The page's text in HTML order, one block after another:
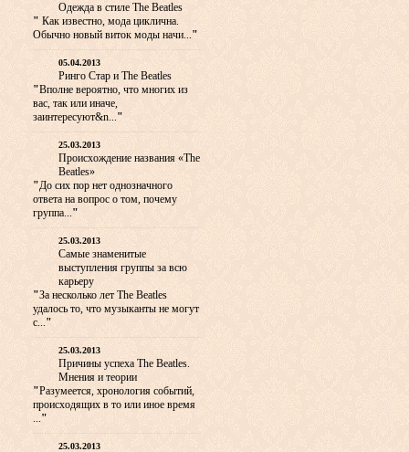
Одежда в стиле The Beatles
" Как известно, мода циклична.
Обычно новый виток моды начи..."
05.04.2013
Ринго Стар и The Beatles
"Вполне вероятно, что многих из
вас, так или иначе,
заинтересуют&n..."
25.03.2013
Происхождение названия «The
Beatles»
"До сих пор нет однозначного
ответа на вопрос о том, почему
группа..."
25.03.2013
Самые знаменитые
выступления группы за всю
карьеру
"За несколько лет The Beatles
удалось то, что музыканты не могут
с..."
25.03.2013
Причины успеха The Beatles.
Мнения и теории
"Разумеется, хронология событий,
происходящих в то или иное время
..."
25.03.2013